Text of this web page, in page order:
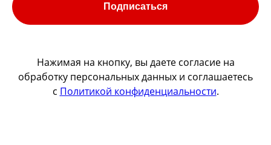
Подписаться
Нажимая на кнопку, вы даете согласие на
обработку персональных данных и соглашаетесь
c Политикой конфиденциальности.